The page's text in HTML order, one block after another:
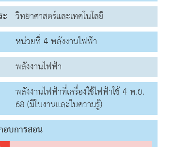
วิทยาศาสตร์และเทคโนโลยี
หน่วยที่ 4 พลังงานไฟฟ้า
พลังงานไฟฟ้า
พลังงานไฟฟ้าที่เครื่องใช้ไฟฟ้าใช้ 4 พ.ย.
68 (มีใบงานและใบความรู้)
บการสอน